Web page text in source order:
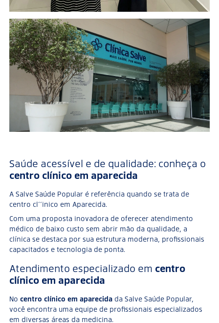
Saúde acessível e de qualidade: conheça o
centro clínico em aparecida
A Salve Saúde Popular é referência quando se trata de
centro cl´´inico em Aparecida.
Com uma proposta inovadora de oferecer atendimento
médico de baixo custo sem abrir mão da qualidade, a
clínica se destaca por sua estrutura moderna, profissionais
capacitados e tecnologia de ponta.
Atendimento especializado em centro
clínico em aparecida
Nocentro clínico em aparecida da Salve Saúde Popular,
você encontra uma equipe de profissionais especializados
em diversas áreas da medicina.